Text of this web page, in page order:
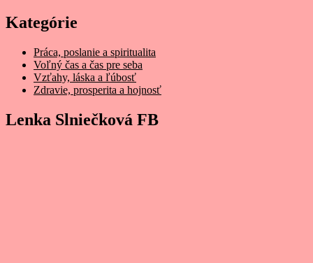
Kategórie
Práca, poslanie a spiritualita
Voľný čas a čas pre seba
Vzťahy, láska a ľúbosť
Zdravie, prosperita a hojnosť
Lenka Slniečková FB